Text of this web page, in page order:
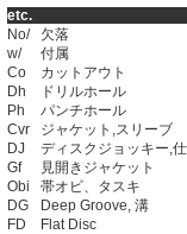
etc.
No/
欠落
w/
付属
Co
カットアウト
Dh
ドリルホール
Ph
パンチホール
Cvr
ジャケット,スリーブ
DJ
ディスクジョッキー,
Gf
見開きジャケット
Obi
帯オビ、タスキ
DG
Deep Groove, 溝
FD
Flat Disc